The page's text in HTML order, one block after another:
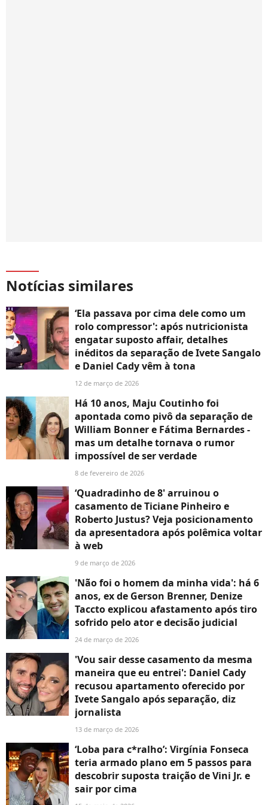
Notícias similares
‘Ela passava por cima dele como um
rolo compressor': após nutricionista
engatar suposto affair, detalhes
inéditos da separação de Ivete Sangalo
e Daniel Cady vêm à tona
12 de março de 2026
Há 10 anos, Maju Coutinho foi
apontada como pivô da separação de
William Bonner e Fátima Bernardes -
mas um detalhe tornava o rumor
impossível de ser verdade
8 de fevereiro de 2026
‘Quadradinho de 8' arruinou o
casamento de Ticiane Pinheiro e
Roberto Justus? Veja posicionamento
da apresentadora após polêmica voltar
à web
9 de março de 2026
'Não foi o homem da minha vida': há 6
anos, ex de Gerson Brenner, Denize
Taccto explicou afastamento após tiro
sofrido pelo ator e decisão judicial
24 de março de 2026
'Vou sair desse casamento da mesma
maneira que eu entrei': Daniel Cady
recusou apartamento oferecido por
Ivete Sangalo após separação, diz
jornalista
13 de março de 2026
‘Loba para c*ralho’: Virgínia Fonseca
teria armado plano em 5 passos para
descobrir suposta traição de Vini Jr. e
sair por cima